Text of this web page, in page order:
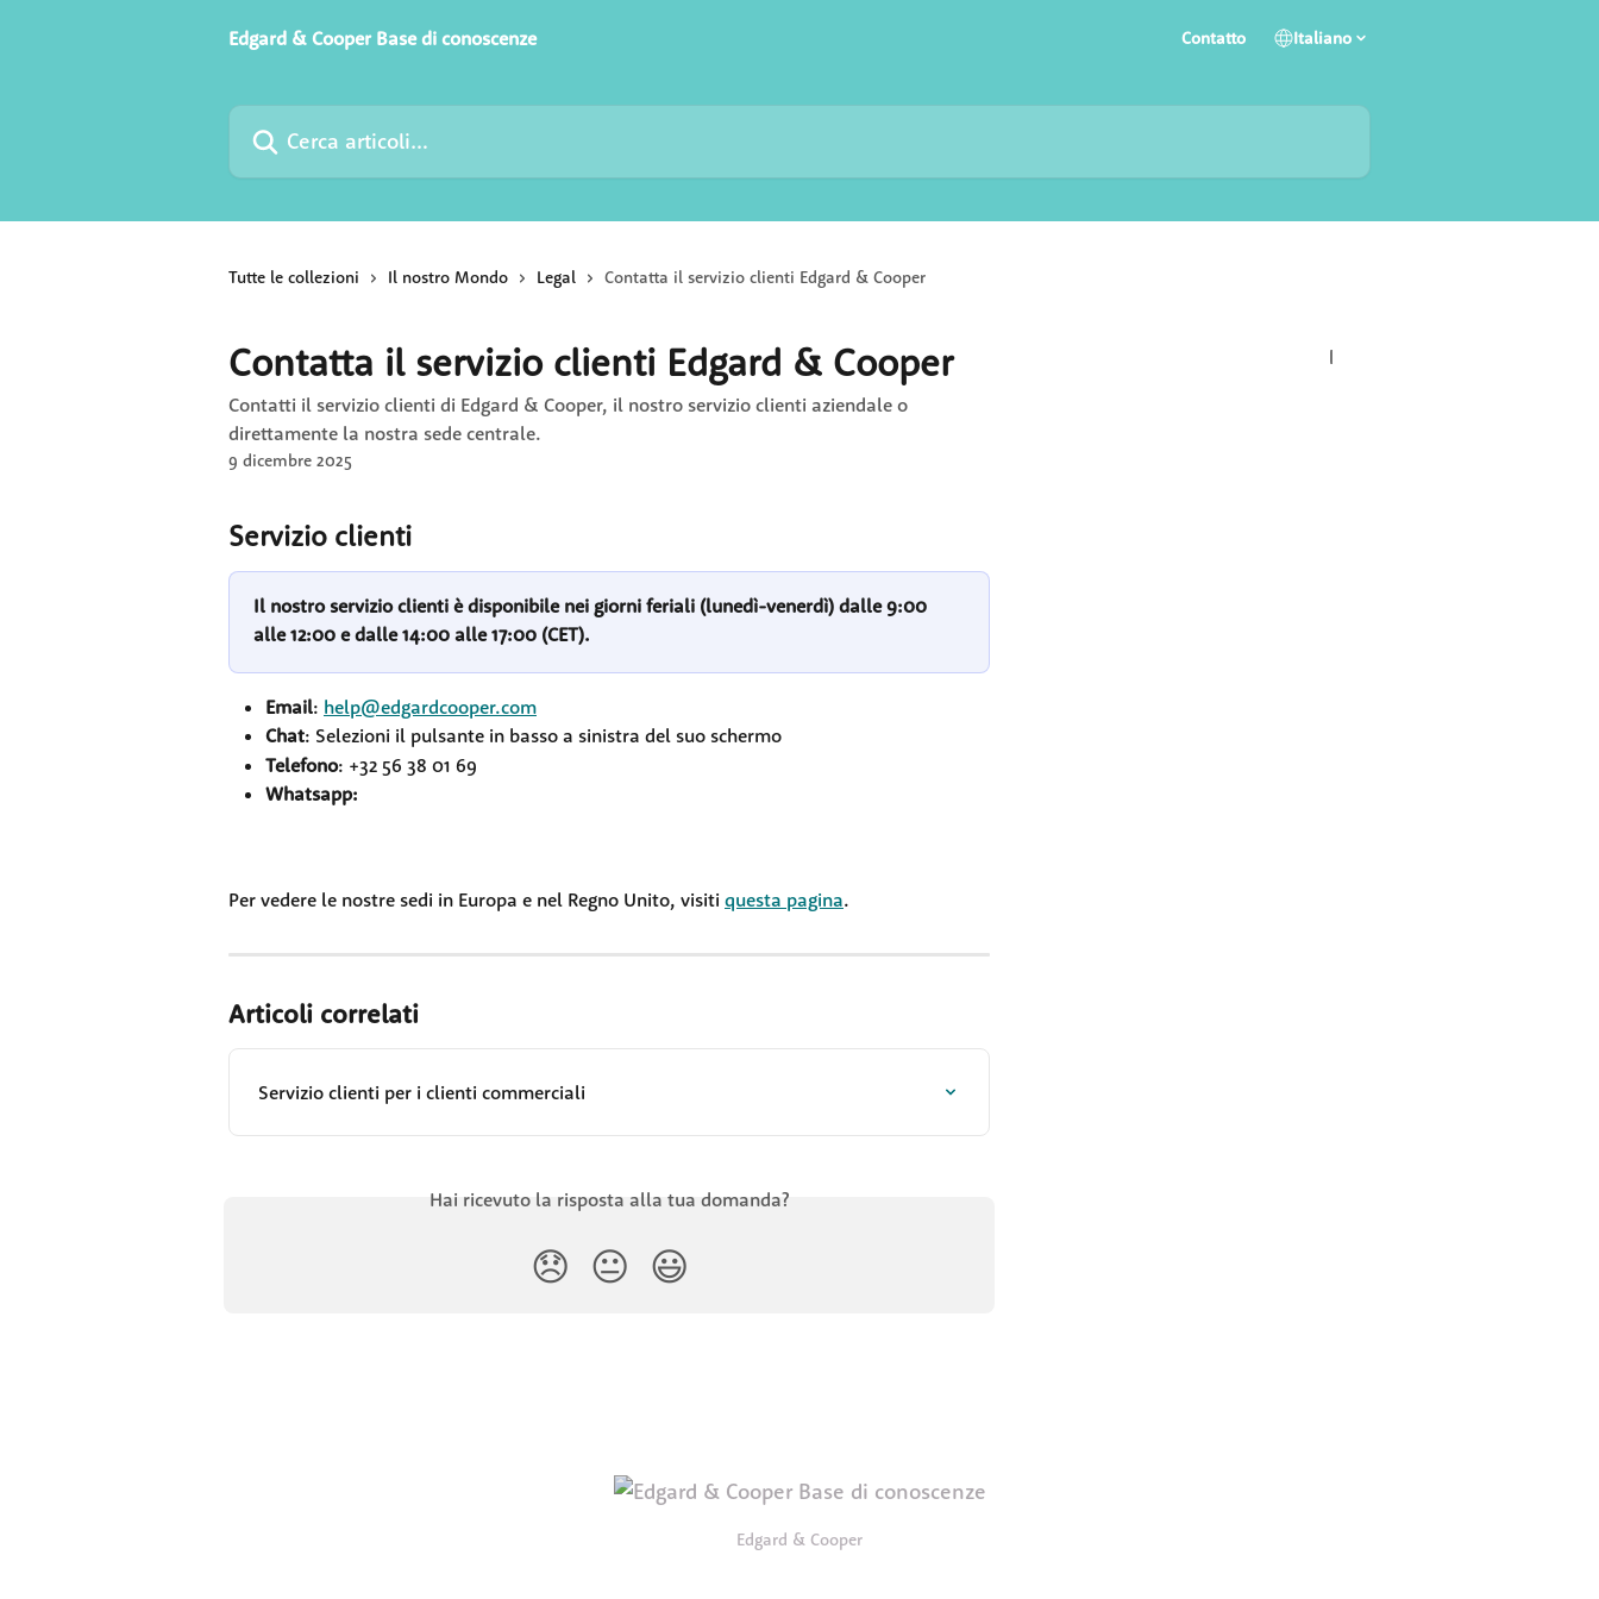
Edgard & Cooper Base di conoscenze
Contatto Italiano
Cerca articoli…
Tutte le collezioni Il nostro Mondo Legal Contatta il servizio clienti Edgard & Cooper
Contatta il servizio clienti Edgard & Cooper
Contatti il servizio clienti di Edgard & Cooper, il nostro servizio clienti aziendale o
direttamente la nostra sede centrale.
9 dicembre 2025
Servizio clienti
Il nostro servizio clienti è disponibile nei giorni feriali (lunedì-venerdì) dalle 9:00
alle 12:00 e dalle 14:00 alle 17:00 (CET).
Email: help@edgardcooper.com
Chat: Selezioni il pulsante in basso a sinistra del suo schermo
Telefono: +32 56 38 01 69
Whatsapp:
Per vedere le nostre sedi in Europa e nel Regno Unito, visiti questa pagina.
Articoli correlati
Servizio clienti per i clienti commerciali
Hai ricevuto la risposta alla tua domanda?
😞 😐 😃
Edgard & Cooper